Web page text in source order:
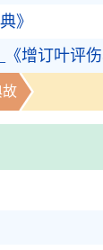
》
增订叶评伤
故